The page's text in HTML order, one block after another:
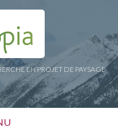
EN PROJET DE PAYSAGE